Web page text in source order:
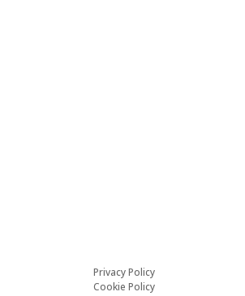
Privacy Policy
Cookie Policy